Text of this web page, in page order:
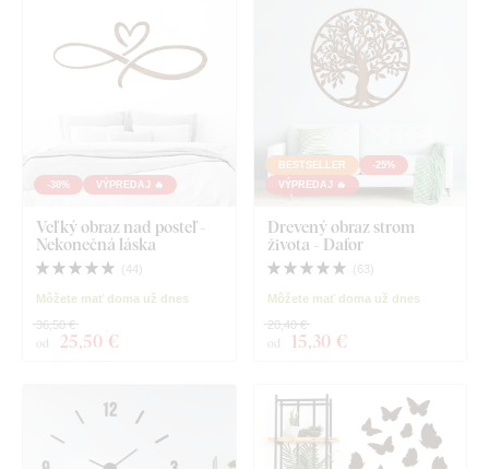
-30% VÝPREDAJ 🔥
Veľký obraz nad posteľ -
Nekonečná láska
( 44)
Môžete mať doma už dnes
od 25,50 €
36,50 €
BESTSELLER
-25%
VÝPREDAJ 🔥
Drevený obraz strom
života - Dafor
( 63)
Môžete mať doma už dnes
od 15,30 €
20,40 €